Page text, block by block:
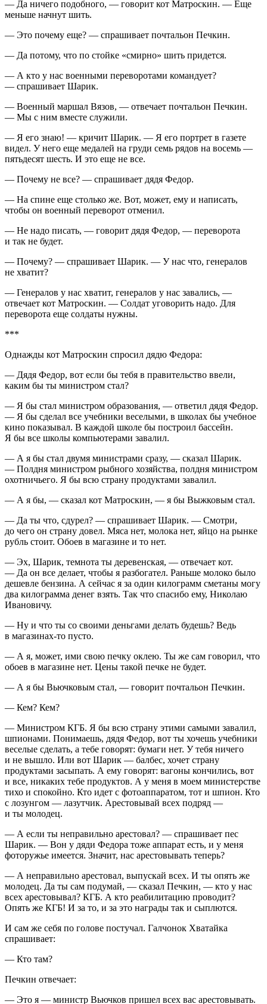
— Да ничего подобного, — говорит кот Матроскин. — Еще
меньше начнут шить.
— Это почему еще? — спрашивает почтальон Печкин.
— Да потому, что по стойке «смирно» шить придется.
— А кто у нас военными переворотами командует?
— спрашивает Шарик.
— Военный маршал Вязов, — отвечает почтальон Печкин.
— Мы с ним вместе служили.
— Я его знаю! — кричит Шарик. — Я его портрет в газете
видел. У него еще медалей на груди семь рядов на восемь —
пятьдесят шесть. И это еще не все.
— Почему не все? — спрашивает дядя Федор.
— На спине еще столько же. Вот, может, ему и написать,
чтобы он военный переворот отменил.
— Не надо писать, — говорит дядя Федор, — переворота
и так не будет.
— Почему? — спрашивает Шарик. — У нас что, генералов
не хватит?
— Генералов у нас хватит, генералов у нас завались, —
отвечает кот Матроскин. — Солдат уговорить надо. Для
переворота еще солдаты нужны.
***
Однажды кот Матроскин спросил дядю Федора:
— Дядя Федор, вот если бы тебя в правительство ввели,
каким бы ты министром стал?
— Я бы стал министром образования, — ответил дядя Федор.
— Я бы сделал все учебники веселыми, в школах бы учебное
кино показывал. В каждой школе бы построил бассейн.
Я бы все школы компьютерами завалил.
— А я бы стал двумя министрами сразу, — сказал Шарик.
— Полдня министром рыбного хозяйства, полдня министром
охотничьего. Я бы всю страну продуктами завалил.
— А я бы, — сказал кот Матроскин, — я бы Выжковым стал.
— Да ты что, сдурел? — спрашивает Шарик. — Смотри,
до чего он страну довел. Мяса нет, молока нет, яйцо на рынке
рубль стоит. Обоев в магазине и то нет.
— Эх, Шарик, темнота ты деревенская, — отвечает кот.
— Да он все делает, чтобы я разбогател. Раньше молоко было
дешевле бензина. А сейчас я за один килограмм сметаны могу
два килограмма денег взять. Так что спасибо ему, Николаю
Ивановичу.
— Ну и что ты со своими деньгами делать будешь? Ведь
в магазинах-то пусто.
— А я, может, ими свою печку оклею. Ты же сам говорил, что
обоев в магазине нет. Цены такой печке не будет.
— А я бы Вьючковым стал, — говорит почтальон Печкин.
— Кем? Кем?
— Министром КГБ. Я бы всю страну этими самыми завалил,
шпионами. Понимаешь, дядя Федор, вот ты хочешь учебники
веселые сделать, а тебе говорят: бумаги нет. У тебя ничего
и не вышло. Или вот Шарик — балбес, хочет страну
продуктами засыпать. А ему говорят: вагоны кончились, вот
и все, никаких тебе продуктов. А у меня в моем министерстве
тихо и спокойно. Кто идет с фотоаппаратом, тот и шпион. Кто
с лозунгом — лазутчик. Арестовывай всех подряд —
и ты молодец.
— А если ты неправильно арестовал? — спрашивает пес
Шарик. — Вон у дяди Федора тоже аппарат есть, и у меня
фоторужье имеется. Значит, нас арестовывать теперь?
— А неправильно арестовал, выпускай всех. И ты опять же
молодец. Да ты сам подумай, — сказал Печкин, — кто у нас
всех арестовывал? КГБ. А кто реабилитацию проводит?
Опять же КГБ! И за то, и за это награды так и сыплются.
И сам же себя по голове постучал. Галчонок Хватайка
спрашивает:
— Кто там?
Печкин отвечает:
— Это я — министр Вьючков пришел всех вас арестовывать.